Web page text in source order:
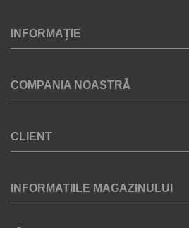
INFORMAȚIE
COMPANIA NOASTRĂ
CLIENT
INFORMATIILE MAGAZINULUI